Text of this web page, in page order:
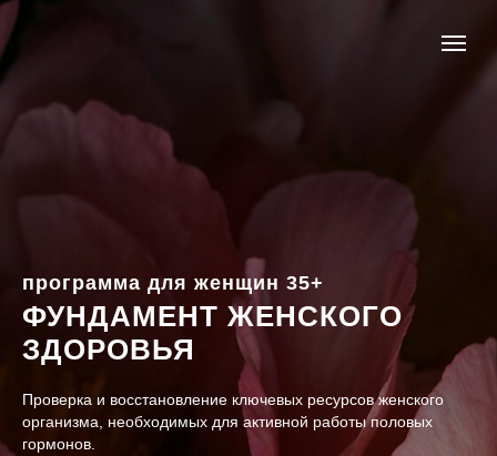
программа для женщин 35+
ФУНДАМЕНТ ЖЕНСКОГО
ЗДОРОВЬЯ
Проверка и восстановление ключевых ресурсов женского
организма, необходимых для активной работы половых
гормонов.